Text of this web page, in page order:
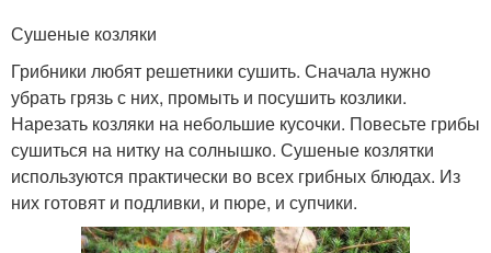
Сушеные козляки
Грибники любят решетники сушить. Сначала нужно
убрать грязь с них, промыть и посушить козлики.
Нарезать козляки на небольшие кусочки. Повесьте грибы
сушиться на нитку на солнышко. Сушеные козлятки
используются практически во всех грибных блюдах. Из
них готовят и подливки, и пюре, и супчики.